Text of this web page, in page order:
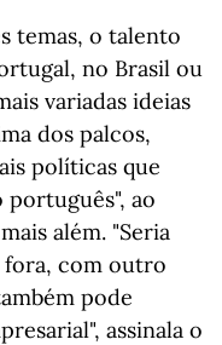
temas, o talento
no Brasil ou
variadas ideias
dos palcos,
políticas que
ao
além. "Seria
com outro
pode
assinala o